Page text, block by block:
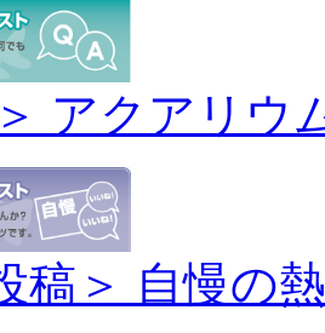
アクアリウ
稿＞ 自慢の